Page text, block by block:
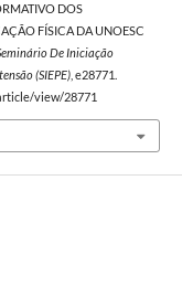
DOS
FÍSICA DA UNOESC
De Iniciação
(SIEPE), e28771.
view/28771